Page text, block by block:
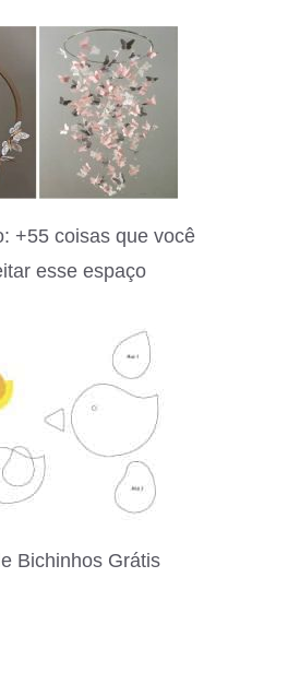
+55 coisas que você
esse espaço
Bichinhos Grátis